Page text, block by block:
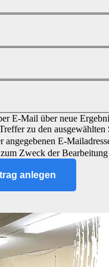
E-Mail über neue
zu den ausgewählten
angegebenen E-
Zweck der
anlegen